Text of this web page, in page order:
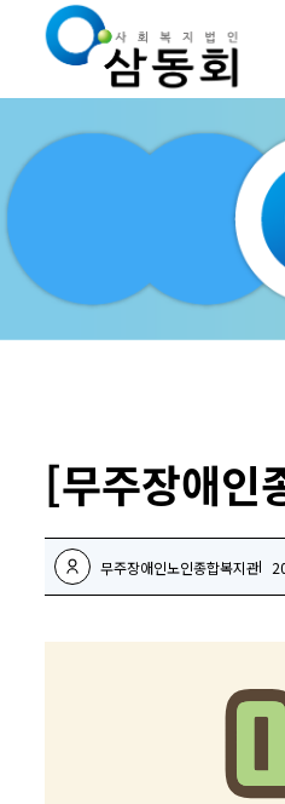
[무주장애인
무주장애인노인종합복지관